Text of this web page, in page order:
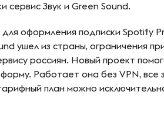
Звук и Green Sound.
для оформления подписки Spotify
ушел из страны, ограничения
россиян. Новый проект
Работает она без VPN, все
план можно